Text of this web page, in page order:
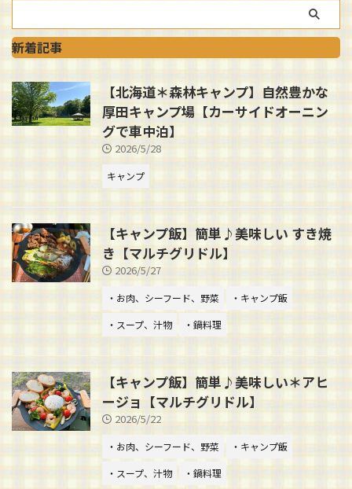
新着記事
【北海道＊森林キャンプ】自然豊かな
厚田キャンプ場【カーサイドオーニン
グで車中泊】
2026/5/28
キャンプ
【キャンプ飯】簡単♪美味しい すき焼
き【マルチグリドル】
2026/5/27
・お肉、シーフード、野菜
・キャンプ飯
・スープ、汁物
・鍋料理
【キャンプ飯】簡単♪美味しい＊アヒ
ージョ【マルチグリドル】
2026/5/22
・お肉、シーフード、野菜
・キャンプ飯
・スープ、汁物
・鍋料理